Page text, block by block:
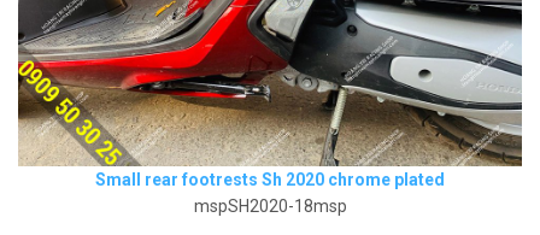
Small rear footrests Sh 2020 chrome plated
mspSH2020-18msp